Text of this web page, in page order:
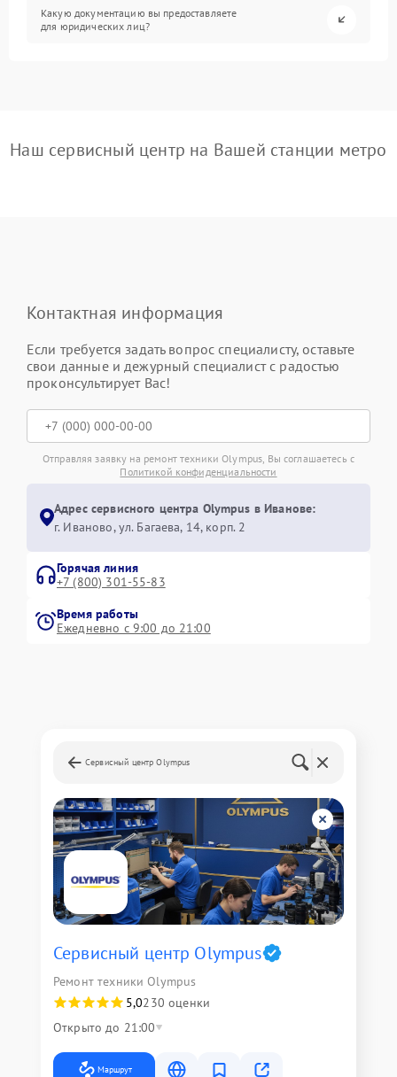
Какую документацию вы предоставляете
для юридических лиц?
Наш сервисный центр на Вашей станции метро
Контактная информация
Если требуется задать вопрос специалисту, оставьте
свои данные и дежурный специалист с радостью
проконсультирует Вас!
Отправляя заявку на ремонт техники Olympus, Вы соглашаетесь с
Политикой конфиденциальности
Адрес сервисного центра Olympus в Иванове:
г. Иваново, ул. Багаева, 14, корп. 2
Горячая линия
+7 (800) 301-55-83
Время работы
Ежедневно с 9:00 до 21:00
Сервисный центр Olympus
Сервисный центр Olympus
Ремонт техники Olympus
5,0230 оценки
Открыто до 21:00
Маршрут